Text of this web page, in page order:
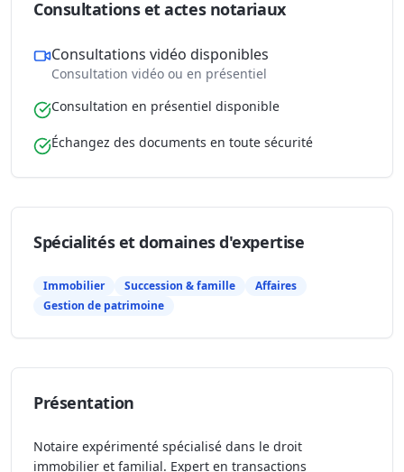
Consultations et actes notariaux
Consultations vidéo disponibles
Consultation vidéo ou en présentiel
Consultation en présentiel disponible
Échangez des documents en toute sécurité
Spécialités et domaines d'expertise
Immobilier Succession & famille
Affaires
Gestion de patrimoine
Présentation
Notaire expérimenté spécialisé dans le droit
immobilier et familial. Expert en transactions